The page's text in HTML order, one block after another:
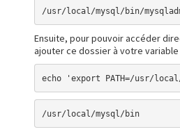
/usr/local/mysql/bin/
Ensuite, pour pouvoir accéder
ajouter ce dossier à votre variable
echo 'export PATH=/usr/
/usr/local/mysql/bin